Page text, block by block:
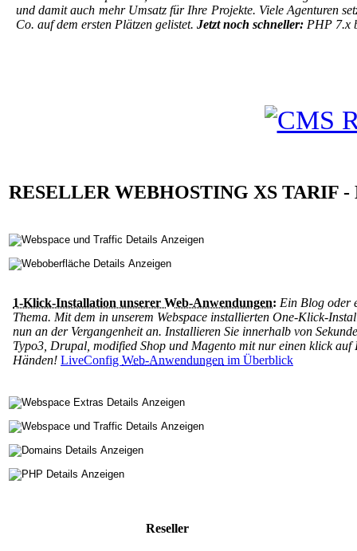
und damit auch mehr Umsatz für Ihre Projekte. Viele Agenturen
Co. auf dem ersten Plätzen gelistet. Jetzt noch schneller: PHP 7.x
RESELLER WEBHOSTING XS TARIF -
1-Klick-Installation unserer Web-Anwendungen: Ein Blog oder
Thema. Mit dem in unserem Webspace installierten One-Klick-
nun an der Vergangenheit an. Installieren Sie innerhalb von
Typo3, Drupal, modified Shop und Magento mit nur einen klick auf
Händen! LiveConfig Web-Anwendungen im Überblick
Reseller